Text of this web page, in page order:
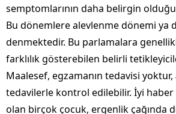
semptomlarının daha belirgin
Bu dönemlere alevlenme dönemi ya
denmektedir. Bu parlamalara
farklılık gösterebilen belirli
Maalesef, egzamanın tedavisi
tedavilerle kontrol edilebilir. İyi haber
olan birçok çocuk, ergenlik çağında